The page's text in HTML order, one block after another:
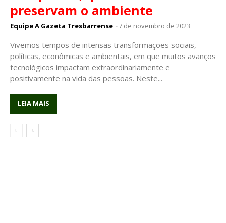
preservam o ambiente
Equipe A Gazeta Tresbarrense -7 de novembro de 2023
Vivemos tempos de intensas transformações sociais,
políticas, econômicas e ambientais, em que muitos avanços
tecnológicos impactam extraordinariamente e
positivamente na vida das pessoas. Neste...
LEIA MAIS